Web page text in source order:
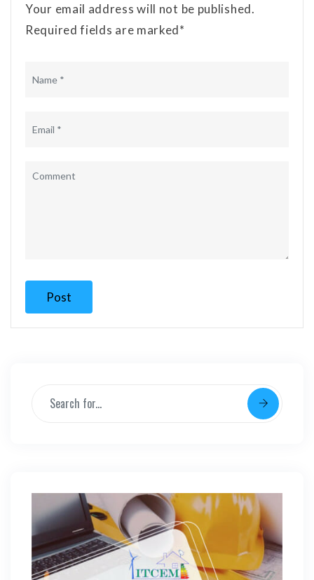
Your email address will not be published.
Required fields are marked*